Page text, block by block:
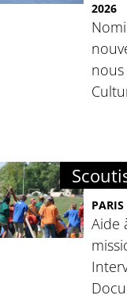
2026
nous
Aide